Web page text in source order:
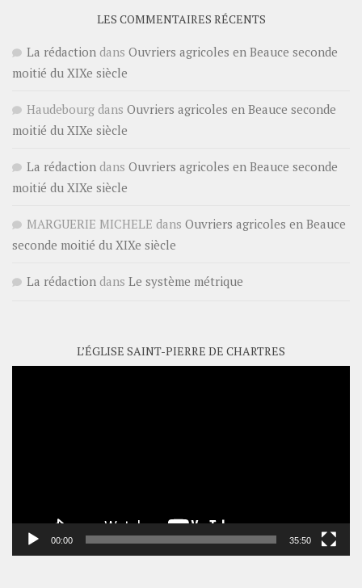
LES COMMENTAIRES RÉCENTS
La rédaction dans Ouvriers agricoles en Beauce seconde
moitié du XIXe siècle
Haudebourg dans Ouvriers agricoles en Beauce seconde
moitié du XIXe siècle
La rédaction dans Ouvriers agricoles en Beauce seconde
moitié du XIXe siècle
MARGUERIE MICHELE dans Ouvriers agricoles en Beauce
seconde moitié du XIXe siècle
La rédaction dans Le système métrique
L’ÉGLISE SAINT-PIERRE DE CHARTRES
00:00 35:50